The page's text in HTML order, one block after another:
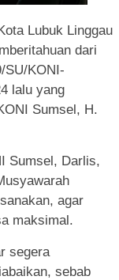
Lubuk Linggau
dari
SU/KONI-
lalu yang
Sumsel, H.
Sumsel, Darlis,
agar
maksimal.
segera
sebab